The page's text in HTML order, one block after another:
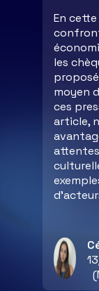
En
les
moyen
ces
article,